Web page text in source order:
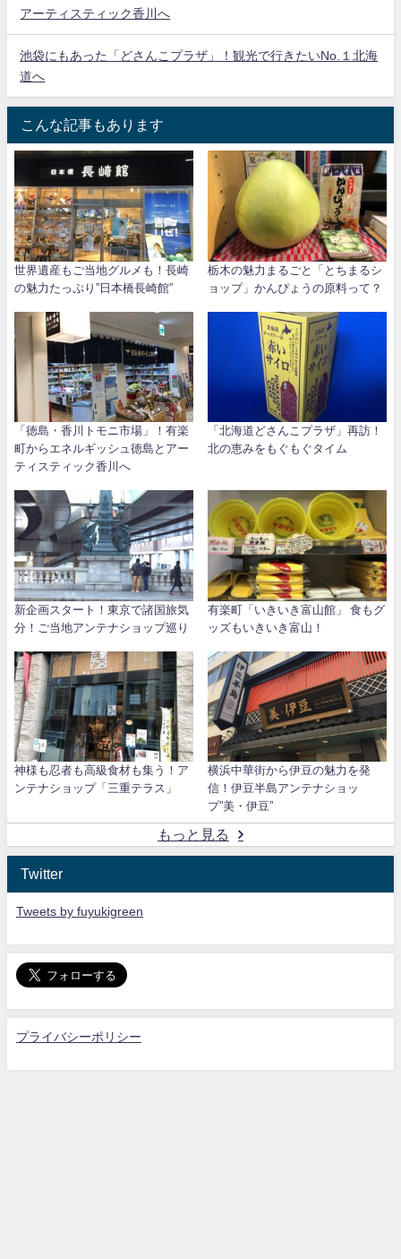
アーティスティック香川へ
池袋にもあった「どさんこプラザ」！観光で行きたいNo.１北海
道へ
こんな記事もあります
世界遺産もご当地グルメも！長崎
の魅力たっぷり”日本橋長崎館”
栃木の魅力まるごと「とちまるシ
ョップ」かんぴょうの原料って？
「徳島・香川トモニ市場」！有楽
町からエネルギッシュ徳島とアー
ティスティック香川へ
「北海道どさんこプラザ」再訪！
北の恵みをもぐもぐタイム
新企画スタート！東京で諸国旅気
分！ご当地アンテナショップ巡り
有楽町「いきいき富山館」 食もグ
ッズもいきいき富山！
神様も忍者も高級食材も集う！ア
ンテナショップ「三重テラス」
横浜中華街から伊豆の魅力を発
信！伊豆半島アンテナショッ
プ”美・伊豆”
もっと見る
Twitter
Tweets by fuyukigreen
プライバシーポリシー